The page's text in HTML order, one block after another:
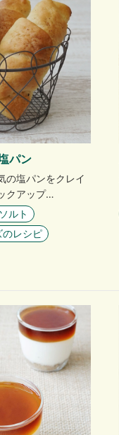
パン
の塩パンをクレイ
クアップ…
ルト
のレシピ